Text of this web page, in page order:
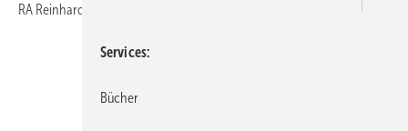
RA Reinhard Holtstraeter, Hamburg
Services
Bücher